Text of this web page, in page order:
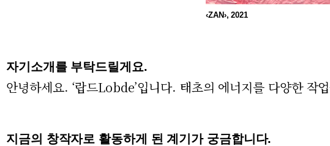
‹ZAN›, 2021
자기소개를 부탁드릴게요.
안녕하세요. ‘랍드Lobde’입니다. 태초의 에너지를 다양한 작
지금의 창작자로 활동하게 된 계기가 궁금합니다.